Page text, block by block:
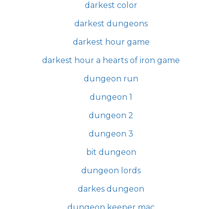
darkest color
darkest dungeons
darkest hour game
darkest hour a hearts of iron game
dungeon run
dungeon 1
dungeon 2
dungeon 3
bit dungeon
dungeon lords
darkes dungeon